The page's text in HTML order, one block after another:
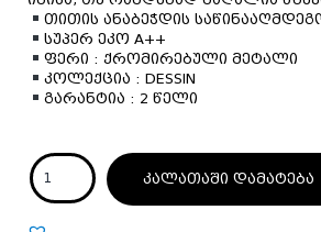
თითის ანაბეჭდის
სუპერ ეკო A++
ფერი : ქრომირებული მეტალი
კოლექცია : DESSIN
გარანტია : 2 წელი
კალათაში დამატება